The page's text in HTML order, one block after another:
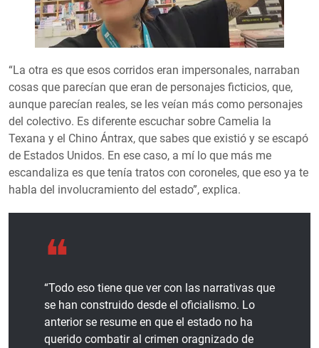
“La otra es que esos corridos eran impersonales, narraban
cosas que parecían que eran de personajes ficticios, que,
aunque parecían reales, se les veían más como personajes
del colectivo. Es diferente escuchar sobre Camelia la
Texana y el Chino Ántrax, que sabes que existió y se escapó
de Estados Unidos. En ese caso, a mí lo que más me
escandaliza es que tenía tratos con coroneles, que eso ya te
habla del involucramiento del estado”, explica.
“Todo eso tiene que ver con las narrativas que
se han construido desde el oficialismo. Lo
anterior se resume en que el estado no ha
querido combatir al crimen oragnizado de